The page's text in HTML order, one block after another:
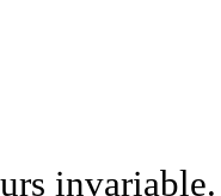
invariable.